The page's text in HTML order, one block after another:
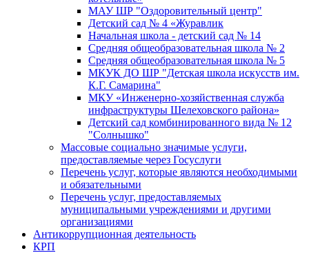
МАУ ШР "Оздоровительный центр"
Детский сад № 4 «Журавлик
Начальная школа - детский сад № 14
Средняя общеобразовательная школа № 2
Средняя общеобразовательная школа № 5
МКУК ДО ШР "Детская школа искусств им.
К.Г. Самарина"
МКУ «Инженерно-хозяйственная служба
инфраструктуры Шелеховского района»
Детский сад комбинированного вида № 12
"Солнышко"
Массовые социально значимые услуги,
предоставляемые через Госуслуги
Перечень услуг, которые являются необходимыми
и обязательными
Перечень услуг, предоставляемых
муниципальными учреждениями и другими
организациями
Антикоррупционная деятельность
КРП